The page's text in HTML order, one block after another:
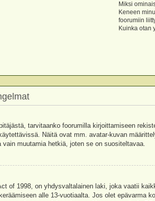
Miksi
Keneen
foorumiin
Kuinka otan
tarvitaanko foorumilla kirjoittamiseen
Näitä ovat mm. avatar-kuvan
muutamia hetkiä, joten se on suositeltavaa.
of 1998, on yhdysvaltalainen laki, joka vaatii
alle 13-vuotiaalta. Jos olet epävarma